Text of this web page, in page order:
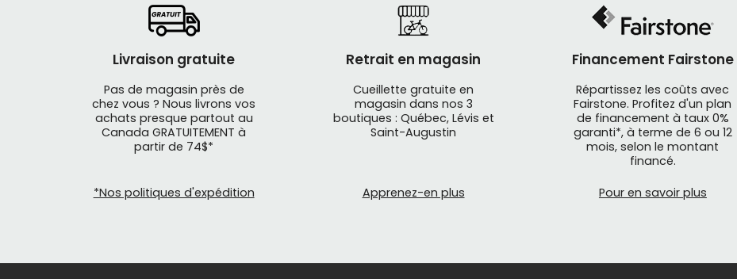
Les bases à retenir
La posture doit être naturelle et confortable
Les freins doivent être faciles à atteindre
Le vélo ne doit jamais être "trop grand pour durer plus longtemps"
12 pouces
Livraison gratuite
Pas de magasin près de
chez vous ? Nous livrons vos
achats presque partout au
Canada GRATUITEMENT à
partir de 74$*
*Nos politiques d'expédition
Retrait en magasin
Cueillette gratuite en
magasin dans nos 3
boutiques : Québec, Lévis et
Saint-Augustin
Apprenez-en plus
Financement Fairstone
Répartissez les coûts avec
Fairstone. Profitez d'un plan
de financement à taux 0%
garanti*, à terme de 6 ou 12
mois, selon le montant
financé.
Pour en savoir plus